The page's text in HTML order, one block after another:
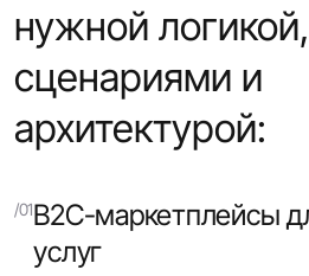
нужной логикой,
сценариями и
архитектурой:
B2C-маркетплейсы
услуг